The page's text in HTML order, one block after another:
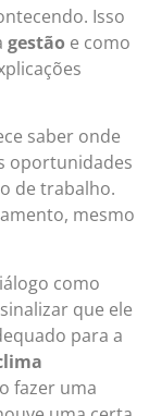
Isso
gestão e como
saber onde
oportunidades
de trabalho.
mesmo
como
que ele
para a
fazer uma